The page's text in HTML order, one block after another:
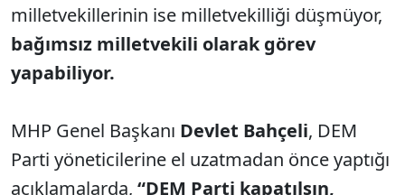
milletvekillerinin ise milletvekilliği düşmüyor,
bağımsız milletvekili olarak görev
yapabiliyor.
MHP Genel Başkanı Devlet Bahçeli, DEM
Parti yöneticilerine el uzatmadan önce yaptığı
açıklamalarda, “DEM Parti kapatılsın,